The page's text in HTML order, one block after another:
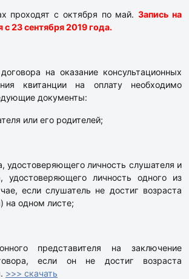
проходят с октября по май.Запись на
с 23 сентября 2019 года.
на оказание консультационных
квитанции на оплату необходимо
документы:
или его родителей;
удостоверяющего личность слушателя и
удостоверяющего личность одного из
если слушатель не достиг возраста
на одном листе;
представителя на заключение
если он не достиг возраста
>>> скачать